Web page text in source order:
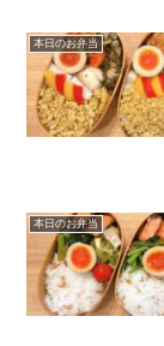
本日のお弁当
本日のお弁当